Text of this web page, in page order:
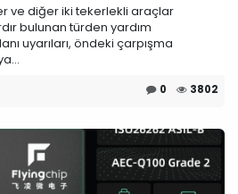
ve diğer iki tekerlekli araçlar
bulunan türden yardım
uyarıları, öndeki çarpışma
0 3802